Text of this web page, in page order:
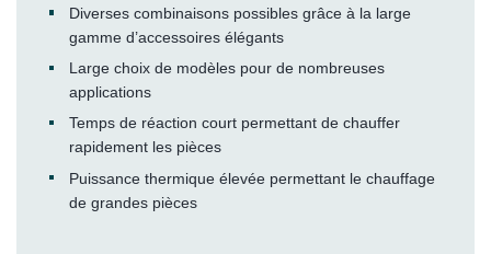
Diverses combinaisons possibles grâce à la large
gamme d’accessoires élégants
Large choix de modèles pour de nombreuses
applications
Temps de réaction court permettant de chauffer
rapidement les pièces
Puissance thermique élevée permettant le chauffage
de grandes pièces